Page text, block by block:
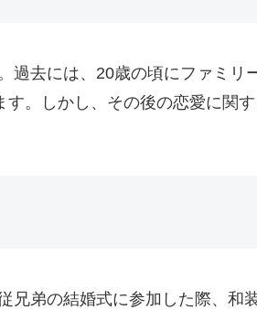
去には、20歳の頃にファミリ
。しかし、その後の恋愛に関
弟の結婚式に参加した際、和